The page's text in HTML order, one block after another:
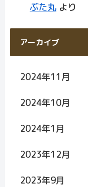
ぶた丸 より
アーカイブ
2024年11月
2024年10月
2024年1月
2023年12月
2023年9月